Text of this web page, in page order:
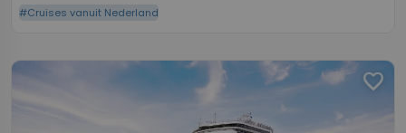
#Cruises vanuit Nederland
favorite